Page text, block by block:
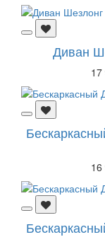
Диван